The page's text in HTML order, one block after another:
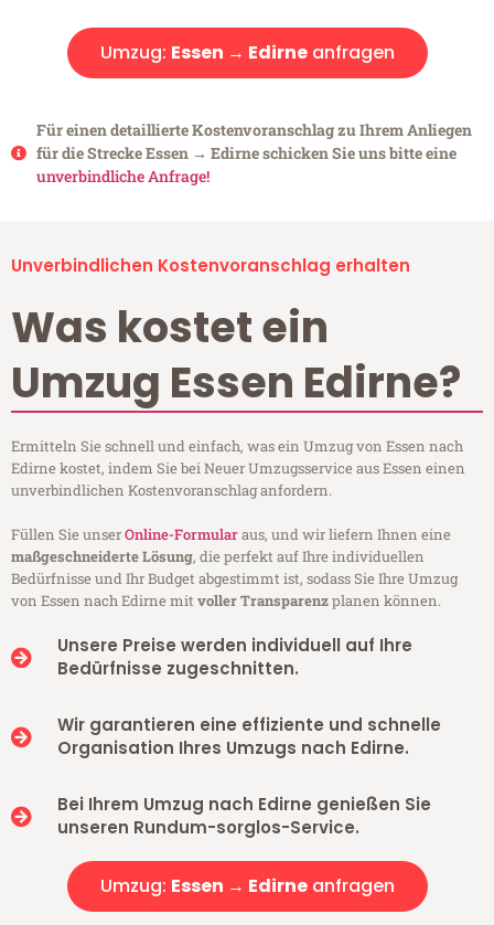
Umzug: Essen → Edirneanfragen
Für einen detaillierte Kostenvoranschlag zu Ihrem Anliegen
für die Strecke Essen → Edirne schicken Sie uns bitte eine
unverbindliche Anfrage!
Unverbindlichen Kostenvoranschlag erhalten
Was kostet ein
Umzug Essen Edirne?
Ermitteln Sie schnell und einfach, was ein Umzug von Essen nach
Edirne kostet, indem Sie bei Neuer Umzugsservice aus Essen einen
unverbindlichen Kostenvoranschlag anfordern.
Füllen Sie unserOnline-Formularaus, und wir liefern Ihnen eine
maßgeschneiderte Lösung, die perfekt auf Ihre individuellen
Bedürfnisse und Ihr Budget abgestimmt ist, sodass Sie Ihre Umzug
von Essen nach Edirne mitvoller Transparenzplanen können.
Unsere Preise werden individuell auf Ihre
Bedürfnisse zugeschnitten.
Wir garantieren eine effiziente und schnelle
Organisation Ihres Umzugs nach Edirne.
Bei Ihrem Umzug nach Edirne genießen Sie
unseren Rundum-sorglos-Service.
Umzug: Essen → Edirneanfragen